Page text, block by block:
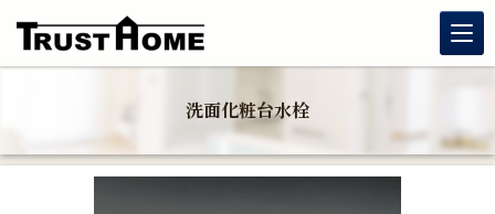
玄関リフォーム
洗面化粧台水栓